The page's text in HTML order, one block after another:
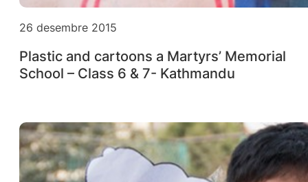
26 desembre 2015
Plastic and cartoons a Martyrs’ Memorial
School – Class 6 & 7- Kathmandu